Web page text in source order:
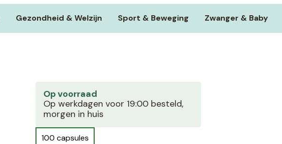
Gezondheid & Welzijn Sport & Beweging Zwanger & Baby
Op voorraad
Op werkdagen voor 19:00 besteld,
morgen in huis
100 capsules